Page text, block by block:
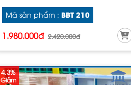
Mã sản phẩm : BBT 210
1.980.000đ 2.420.000đ
4.3%
Giảm